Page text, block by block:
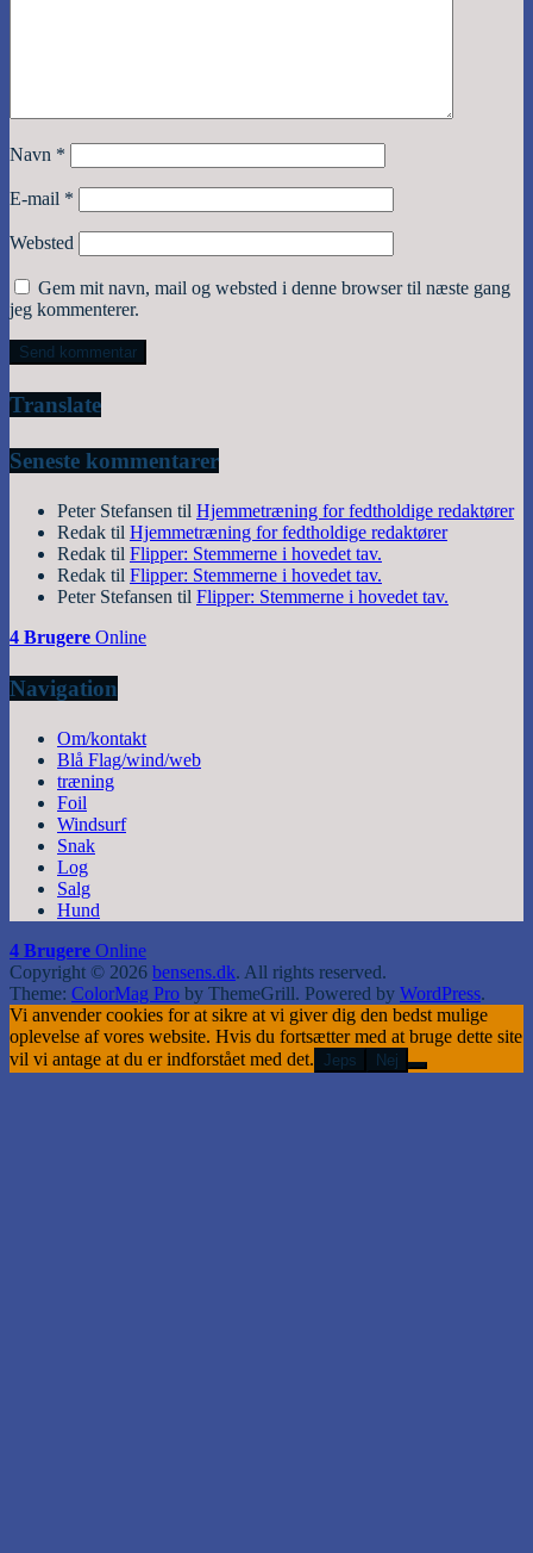
Navn *
E-mail *
Websted
Gem mit navn, mail og websted i denne browser til næste gang
jeg kommenterer.
Translate
Seneste kommentarer
Peter Stefansen til Hjemmetræning for fedtholdige redaktører
Redak til Hjemmetræning for fedtholdige redaktører
Redak til Flipper: Stemmerne i hovedet tav.
Redak til Flipper: Stemmerne i hovedet tav.
Peter Stefansen til Flipper: Stemmerne i hovedet tav.
4 Brugere Online
Navigation
Om/kontakt
Blå Flag/wind/web
træning
Foil
Windsurf
Snak
Log
Salg
Hund
4 Brugere Online
Copyright © 2026 bensens.dk. All rights reserved.
Theme: ColorMag Pro by ThemeGrill. Powered by WordPress.
Vi anvender cookies for at sikre at vi giver dig den bedst mulige
oplevelse af vores website. Hvis du fortsætter med at bruge dette site
vil vi antage at du er indforstået med det. Jeps Nej